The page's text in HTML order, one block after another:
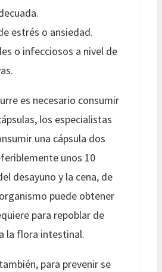
estrés o ansiedad.
o infecciosos a nivel de
es necesario consumir
los especialistas
una cápsula dos
unos 10
desayuno y la cena, de
puede obtener
para repoblar de
la flora intestinal.
para prevenir se